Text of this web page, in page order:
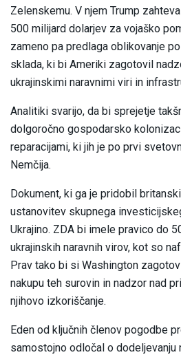
Zelenskemu. V njem Trump
500 milijard dolarjev za vojaško
zameno pa predlaga oblikovanje
sklada, ki bi Ameriki zagotovil
ukrajinskimi naravnimi viri in
Analitiki svarijo, da bi sprejetje
dolgoročno gospodarsko
reparacijami, ki jih je po prvi
Nemčija.
Dokument, ki ga je pridobil
ustanovitev skupnega
Ukrajino. ZDA bi imele pravico do
ukrajinskih naravnih virov, kot so
Prav tako bi si Washington
nakupu teh surovin in nadzor nad
njihovo izkoriščanje.
Eden od ključnih členov pogodbe
samostojno odločal o dodeljevanju